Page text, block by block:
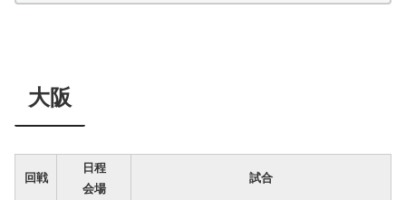
大阪
回戦
日程
会場
試合